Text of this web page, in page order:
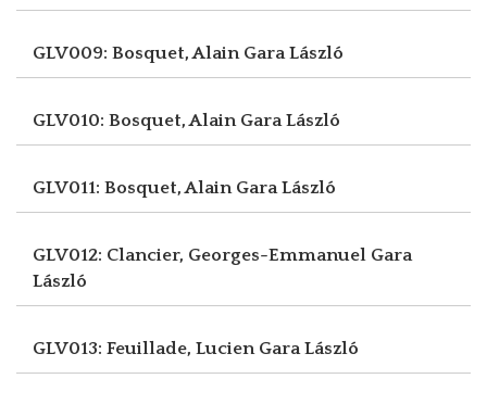
GLV009: Bosquet, Alain Gara László
GLV010: Bosquet, Alain Gara László
GLV011: Bosquet, Alain Gara László
GLV012: Clancier, Georges-Emmanuel Gara
László
GLV013: Feuillade, Lucien Gara László